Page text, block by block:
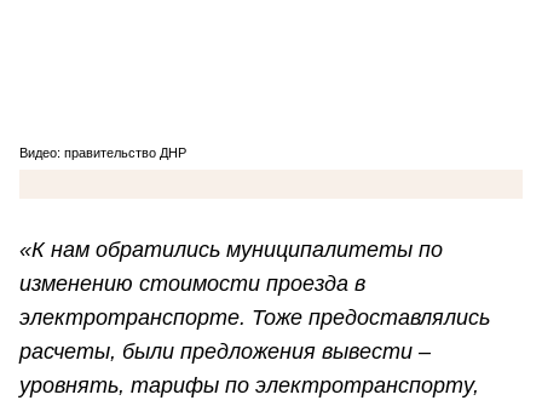
Видео: правительство ДНР
«К нам обратились муниципалитеты по
изменению стоимости проезда в
электротранспорте. Тоже предоставлялись
расчеты, были предложения вывести –
уровнять, тарифы по электротранспорту,